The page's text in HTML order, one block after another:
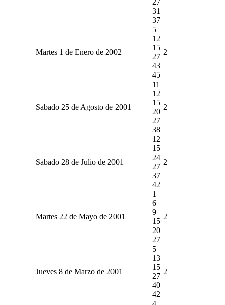
31
37
Martes 1 de Enero de 2002
5
12
15
27
43
45
2
Sabado 25 de Agosto de 2001
11
12
15
20
27
38
2
Sabado 28 de Julio de 2001
12
15
24
27
37
42
2
Martes 22 de Mayo de 2001
1
6
9
15
20
27
2
Jueves 8 de Marzo de 2001
5
13
15
27
40
42
2